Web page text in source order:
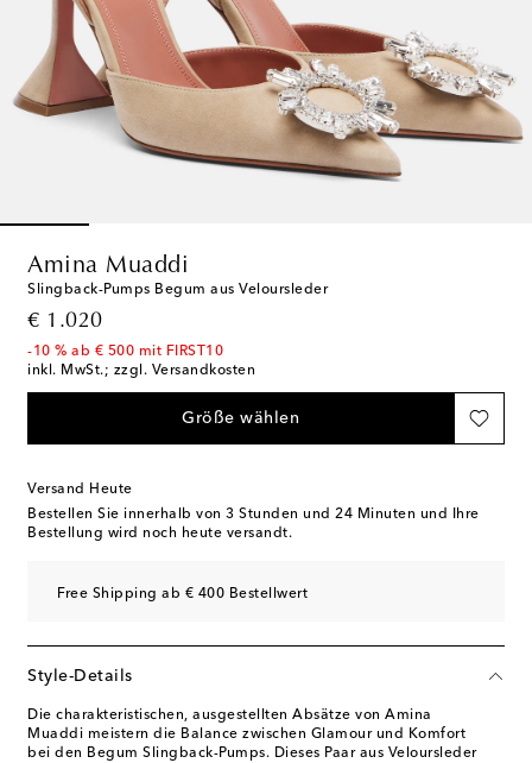
Amina Muaddi
Slingback-Pumps Begum aus Veloursleder
€ 1.020
original price
-10 % ab € 500 mit FIRST10
inkl. MwSt.; zzgl. Versandkosten
Größe wählen
Versand Heute
Bestellen Sie innerhalb von 3 Stunden und 24 Minuten und Ihre
Bestellung wird noch heute versandt.
Free Shipping ab € 400 Bestellwert
Style-Details
Die charakteristischen, ausgestellten Absätze von Amina
Muaddi meistern die Balance zwischen Glamour und Komfort
bei den Begum Slingback-Pumps. Dieses Paar aus Veloursleder